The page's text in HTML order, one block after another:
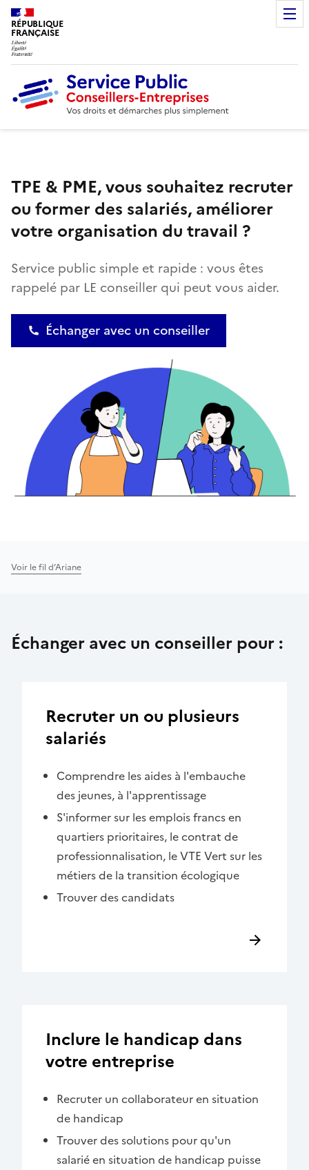
RÉPUBLIQUE
FRANÇAISE
TPE & PME, vous souhaitez recruter
ou former des salariés, améliorer
votre organisation du travail ?
Service public simple et rapide : vous êtes
rappelé par LE conseiller qui peut vous aider.
Échanger avec un conseiller
Voir le fil d’Ariane
Échanger avec un conseiller pour :
Recruter un ou plusieurs
salariés
Comprendre les aides à l'embauche
des jeunes, à l'apprentissage
S'informer sur les emplois francs en
quartiers prioritaires, le contrat de
professionnalisation, le VTE Vert sur les
métiers de la transition écologique
Trouver des candidats
Inclure le handicap dans
votre entreprise
Recruter un collaborateur en situation
de handicap
Trouver des solutions pour qu'un
salarié en situation de handicap puisse